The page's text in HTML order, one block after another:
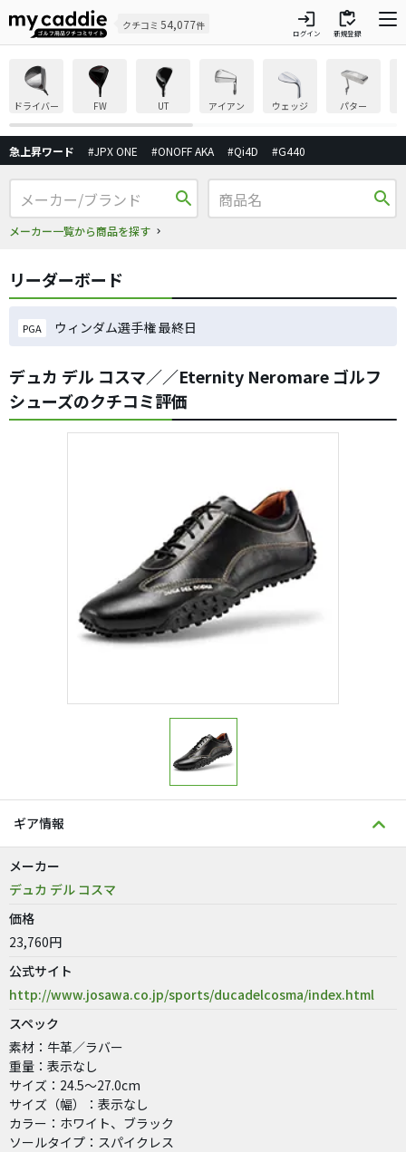
クチコミ 54,077件 login
ログイン
inventory
新規登録
ドライバー FW UT アイアン ウェッジ パター
急上昇ワード #JPX ONE #ONOFF AKA #Qi4D #G440
search
メーカー一覧から商品を探す
search
リーダーボード
PGA ウィンダム選手権 最終日
デュカ デル コスマ／／Eternity Neromare ゴルフ
シューズのクチコミ評価
ギア情報
メーカー
デュカ デル コスマ
価格
23,760円
公式サイト
http://www.josawa.co.jp/sports/ducadelcosma/index.html
スペック
素材：牛革／ラバー
重量：表示なし
サイズ：24.5〜27.0cm
サイズ（幅）：表示なし
カラー：ホワイト、ブラック
ソールタイプ：スパイクレス